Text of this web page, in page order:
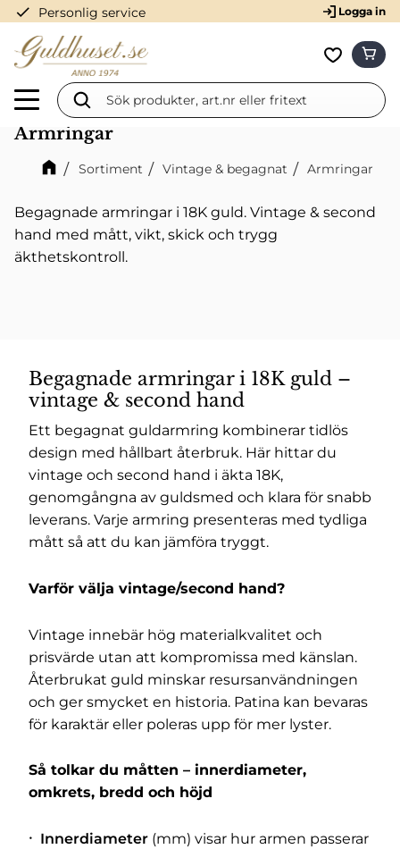
Meny
check Personlig service Logga in
Armringar
Sortiment Vintage & begagnat Armringar
Begagnade armringar i 18K guld. Vintage & second
hand med mått, vikt, skick och trygg
äkthetskontroll.
Begagnade armringar i 18K guld –
vintage & second hand
Ett begagnat guldarmring kombinerar tidlös
design med hållbart återbruk. Här hittar du
vintage och second hand i äkta 18K,
genomgångna av guldsmed och klara för snabb
leverans. Varje armring presenteras med tydliga
mått så att du kan jämföra tryggt.
Varför välja vintage/second hand?
Vintage innebär hög materialkvalitet och
prisvärde utan att kompromissa med känslan.
Återbrukat guld minskar resursanvändningen
och ger smycket en historia. Patina kan bevaras
för karaktär eller poleras upp för mer lyster.
Så tolkar du måtten – innerdiameter,
omkrets, bredd och höjd
Innerdiameter (mm) visar hur armen passerar